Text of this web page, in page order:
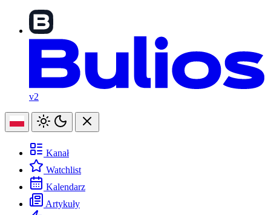
v2
Kanał
Watchlist
Kalendarz
Artykuły